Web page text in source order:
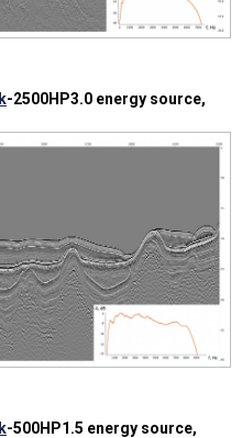
-2500HP3.0 energy source,
-500HP1.5 energy source,